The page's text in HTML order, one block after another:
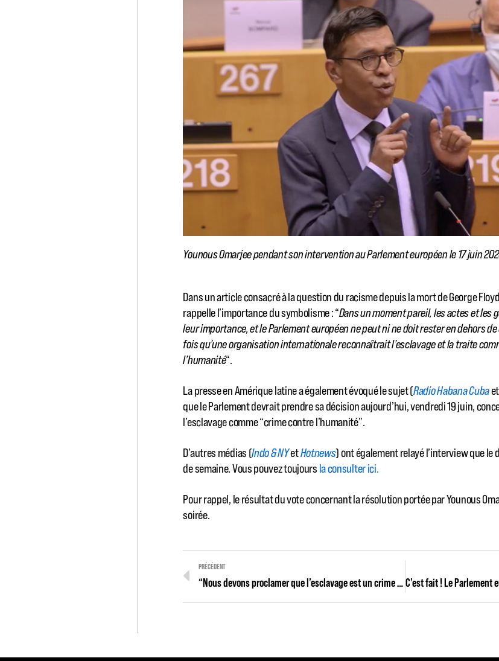
Younous Omarjee pendant son intervention au Parlement européen le 17 juin
Dans un article consacré à la question du racisme depuis la mort de George
rappelle l’importance du symbolisme : “Dans un moment pareil, les actes et
leur importance, et le Parlement européen ne peut ni ne doit rester en dehors
fois qu’une organisation internationale reconnaîtrait l’esclavage et la traite
l’humanité“.
La presse en Amérique latine a également évoqué le sujet (Radio Habana Cubaet
que le Parlement devrait prendre sa décision aujourd’hui, vendredi 19 juin,
l’esclavage comme “crime contre l’humanité”.
D’autres médias (Indo & NYetHotnews) ont également relayé l’interview que le
de semaine. Vous pouvez toujours la consulter ici.
Pour rappel, le résultat du vote concernant la résolution portée par Younous
soirée.
PRÉCÉDENT
“Nous devons proclamer que l’esclavage est un crime contre l’humanité” – Mon intervention au Parlement européen